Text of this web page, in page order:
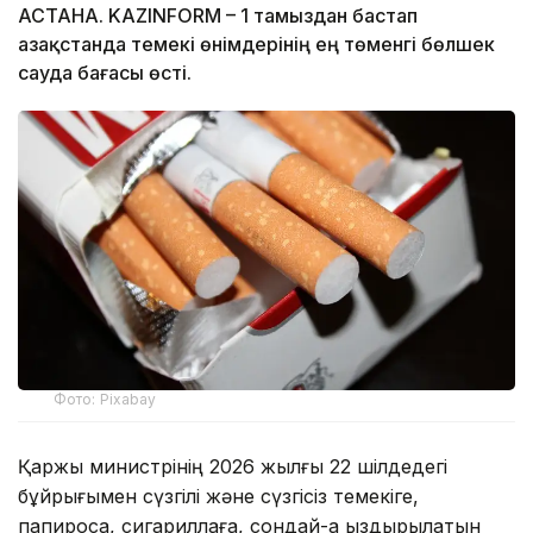
АСТАНА. KAZINFORM – 1 тамыздан бастап
Қазақстанда темекі өнімдерінің ең төменгі бөлшек
сауда бағасы өсті.
Фото: Pixabay
Қаржы министрінің 2026 жылғы 22 шілдедегі
бұйрығымен сүзгілі және сүзгісіз темекіге,
папиросқа, сигариллаға, сондай-ақ қыздырылатын